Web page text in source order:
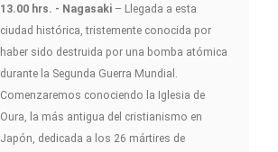
13.00 hrs. - Nagasaki – Llegada a esta
ciudad histórica, tristemente conocida por
haber sido destruida por una bomba atómica
durante la Segunda Guerra Mundial.
Comenzaremos conociendo la Iglesia de
Oura, la más antigua del cristianismo en
Japón, dedicada a los 26 mártires de